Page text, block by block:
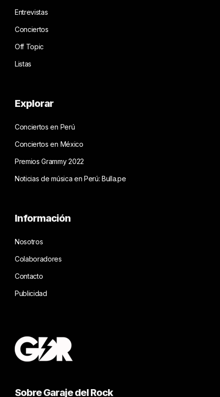
Entrevistas
Conciertos
Off Topic
Listas
Explorar
Conciertos en Perú
Conciertos en México
Premios Grammy 2022
Noticias de música en Perú: Bulla.pe
Información
Nosotros
Colaboradores
Contacto
Publicidad
Sobre Garaje del Rock